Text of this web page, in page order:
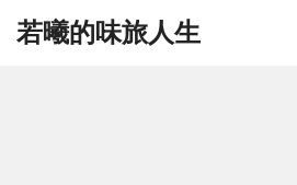
若曦的味旅人生